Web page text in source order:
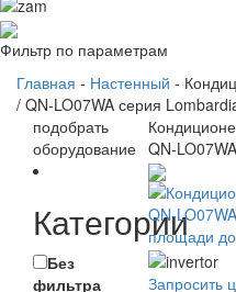
Фильтр по параметрам
Главная - Настенный -
/ QN-LO07WA серия
подобрать
оборудование
Категории
Без
фильтра
QN-
Запросить